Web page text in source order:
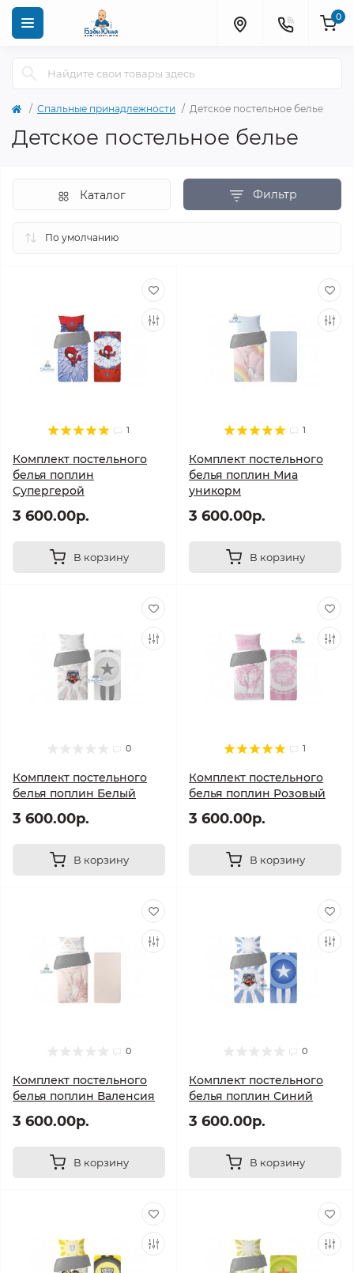
0
Спальные принадлежности Детское постельное белье
Детское постельное белье
Фильтр
Каталог
1
Комплект постельного
белья поплин
Супергерой
3 600.00р.
В корзину
1
Комплект постельного
белья поплин Миа
уникорм
3 600.00р.
В корзину
0
Комплект постельного
белья поплин Белый
3 600.00р.
В корзину
1
Комплект постельного
белья поплин Розовый
3 600.00р.
В корзину
0
Комплект постельного
белья поплин Валенсия
3 600.00р.
В корзину
0
Комплект постельного
белья поплин Синий
3 600.00р.
В корзину